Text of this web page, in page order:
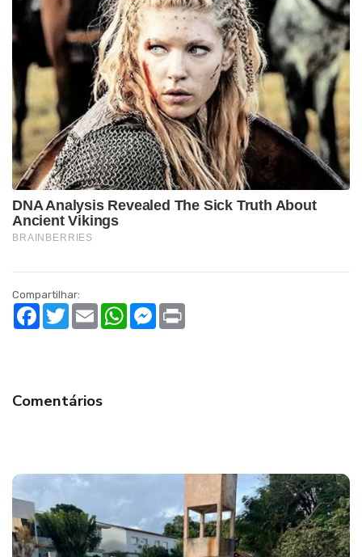
Compartilhar:
Facebook
TwitterEmail WhatsAppMessenger
Comentários